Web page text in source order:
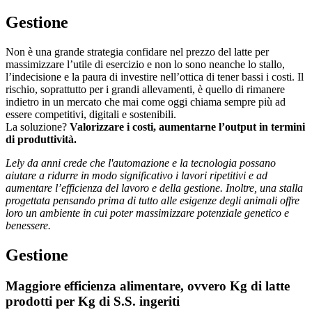
Gestione
Non è una grande strategia confidare nel prezzo del latte per
massimizzare l’utile di esercizio e non lo sono neanche lo stallo,
l’indecisione e la paura di investire nell’ottica di tener bassi i costi. Il
rischio, soprattutto per i grandi allevamenti, è quello di rimanere
indietro in un mercato che mai come oggi chiama sempre più ad
essere competitivi, digitali e sostenibili.
La soluzione? Valorizzare i costi, aumentarne l’output in termini
di produttività.
Lely da anni crede che l'automazione e la tecnologia possano
aiutare a ridurre in modo significativo i lavori ripetitivi e ad
aumentare l’efficienza del lavoro e della gestione. Inoltre, una stalla
progettata pensando prima di tutto alle esigenze degli animali offre
loro un ambiente in cui poter massimizzare potenziale genetico e
benessere.
Gestione
Maggiore efficienza alimentare, ovvero Kg di latte
prodotti per Kg di S.S. ingeriti